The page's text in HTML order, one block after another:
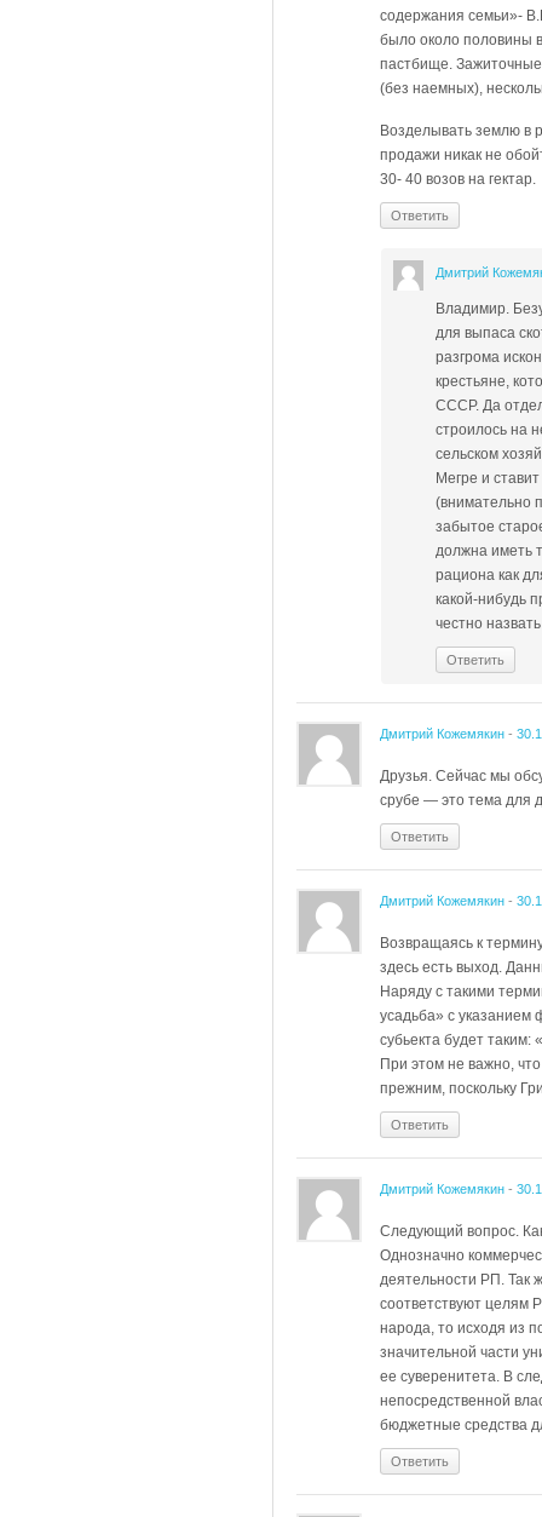
содержания семьи»-
было около половины
пастбище. Зажиточные
(без наемных),
Возделывать землю в
продажи никак не
30- 40 возов на гектар.
Ответить
Дмитрий
Владимир.
для выпаса
разгрома
крестьяне,
СССР. Да
строилось на
сельском
Мегре и
(внимательно
забытое
должна иметь
рациона как
какой-нибудь
честно
Ответить
Дмитрий Кожемякин -
Друзья. Сейчас мы
срубе — это тема для
Ответить
Дмитрий Кожемякин -
Возвращаясь к
здесь есть выход.
Наряду с такими
усадьба» с указанием
субьекта будет
При этом не важно,
прежним, поскольку
Ответить
Дмитрий Кожемякин -
Следующий вопрос.
Однозначно
деятельности РП. Так
соответствуют целям
народа, то исходя из
значительной части
ее суверенитета. В
непосредственной
бюджетные средства
Ответить